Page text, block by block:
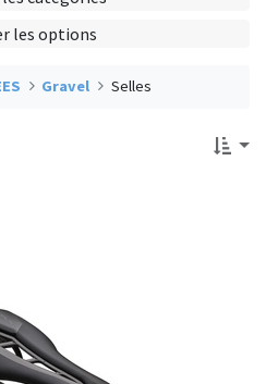
les options
Gravel Selles